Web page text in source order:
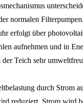
normalen
erfolgt über
aufnehmen und in
Teich sehr
durch Strom
reduziert. Strom wird